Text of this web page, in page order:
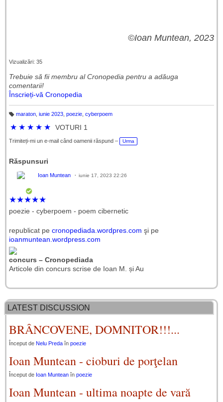
©Ioan Muntean, 2023
Vizualizări: 35
Trebuie să fii membru al Cronopedia ​​pentru a adăuga
comentarii!
Înscrieți-vă Cronopedia
h
e
maraton, iunie 2023, poezie, cyberpoem
★ ★ ★ ★ ★ VOTURI 1
Trimiteți-mi un e-mail când oamenii răspund – Urma
Răspunsuri
Ioan Muntean iunie 17, 2023 22:26
★★★★★
poezie - cyberpoem - poem cibernetic
republicat pe cronopediada.wordpres.com şi pe
ioanmuntean.wordpress.com
concurs – Cronopediada
Articole din concurs scrise de Ioan M. și Au
LATEST DISCUSSION
BRÂNCOVENE, DOMNITOR!!!...
Început de Nelu Preda în poezie
Ioan Muntean - cioburi de porţelan
Început de Ioan Muntean în poezie
Ioan Muntean - ultima noapte de vară